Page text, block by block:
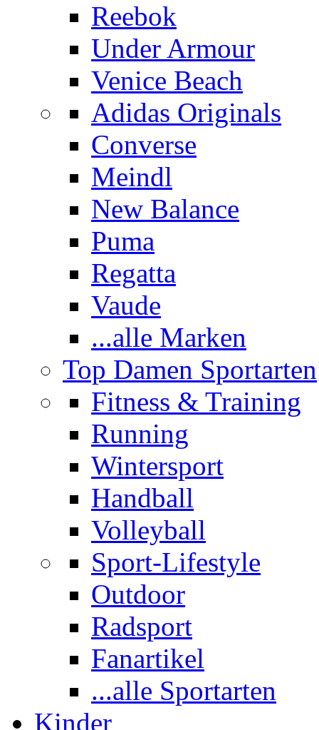
Reebok
Under Armour
Venice Beach
Adidas Originals
Converse
Meindl
New Balance
Puma
Regatta
Vaude
...alle Marken
Top Damen Sportarten
Fitness & Training
Running
Wintersport
Handball
Volleyball
Sport-Lifestyle
Outdoor
Radsport
Fanartikel
...alle Sportarten
Kinder